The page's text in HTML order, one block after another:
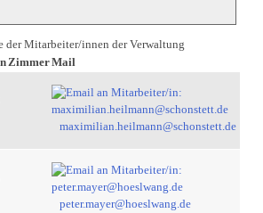
der Mitarbeiter/innen der Verwaltung
ZimmerMail
maximilian.heilmann@schonstett.de
peter.mayer@hoeslwang.de